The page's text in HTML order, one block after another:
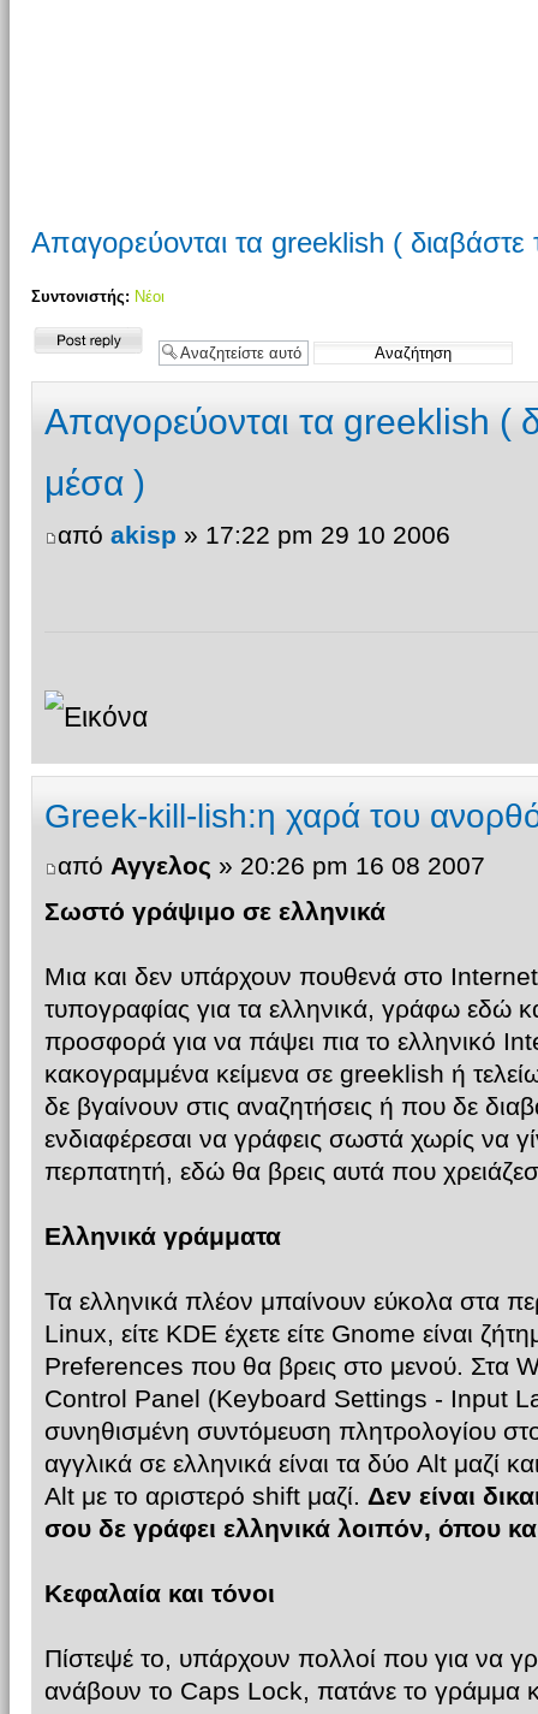
Απαγορεύονται τα greeklish ( διαβάστε
Συντονιστής: Νέοι
Δημιουργία
Απαγορεύονται τα greeklish (
μέσα )
από akisp » 17:22 pm 29 10 2006
Greek-kill-lish:η χαρά του
από Αγγελος » 20:26 pm 16 08 2007
Σωστό γράψιμο σε ελληνικά
Μια και δεν υπάρχουν πουθενά στο
τυπογραφίας για τα ελληνικά, γράφω εδώ
προσφορά για να πάψει πια το ελληνικό
κακογραμμένα κείμενα σε greeklish ή
δε βγαίνουν στις αναζητήσεις ή που δε
ενδιαφέρεσαι να γράφεις σωστά χωρίς να
περπατητή, εδώ θα βρεις αυτά που
Ελληνικά γράμματα
Τα ελληνικά πλέον μπαίνουν εύκολα στα
Linux, είτε KDE έχετε είτε Gnome είναι
Preferences που θα βρεις στο μενού. Στα
Control Panel (Keyboard Settings - Input
συνηθισμένη συντόμευση πλητρολογίου
αγγλικά σε ελληνικά είναι τα δύο Alt μαζί
Alt με το αριστερό shift μαζί. Δεν είναι
σου δε γράφει ελληνικά λοιπόν, όπου
Κεφαλαία και τόνοι
Πίστεψέ το, υπάρχουν πολλοί που για να
ανάβουν το Caps Lock, πατάνε το γράμμα